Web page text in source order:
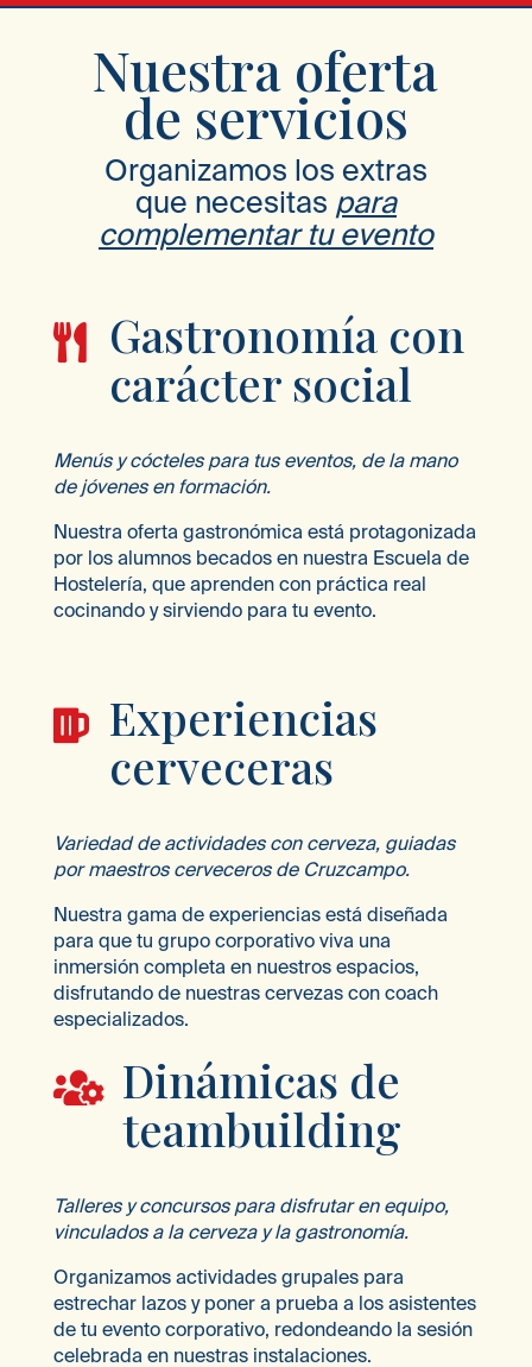
Nuestra oferta
de servicios
Organizamos los extras
que necesitas para
complementar tu evento

Gastronomía con
carácter social
Menús y cócteles para tus eventos, de la mano
de jóvenes en formación.
Nuestra oferta gastronómica está protagonizada
por los alumnos becados en nuestra Escuela de
Hostelería, que aprenden con práctica real
cocinando y sirviendo para tu evento.
 Experiencias
cerveceras
Variedad de actividades con cerveza, guiadas
por maestros cerveceros de Cruzcampo.
Nuestra gama de experiencias está diseñada
para que tu grupo corporativo viva una
inmersión completa en nuestros espacios,
disfrutando de nuestras cervezas con coach
especializados.
 Dinámicas de
teambuilding
Talleres y concursos para disfrutar en equipo,
vinculados a la cerveza y la gastronomía.
Organizamos actividades grupales para
estrechar lazos y poner a prueba a los asistentes
de tu evento corporativo, redondeando la sesión
celebrada en nuestras instalaciones.